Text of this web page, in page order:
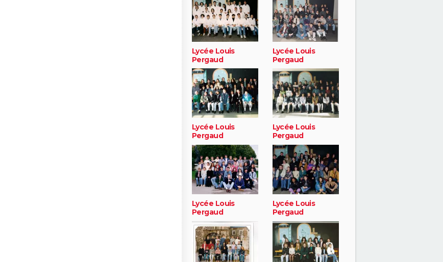
Lycée Louis
Pergaud
Lycée Louis
Pergaud
Lycée Louis
Pergaud
Lycée Louis
Pergaud
Lycée Louis
Pergaud
Lycée Louis
Pergaud